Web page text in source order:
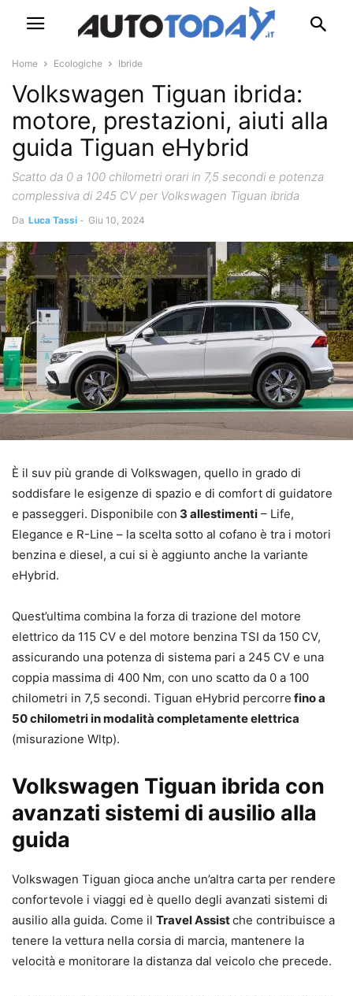
Home Ecologiche Ibride
Volkswagen Tiguan ibrida:
motore, prestazioni, aiuti alla
guida Tiguan eHybrid
Scatto da 0 a 100 chilometri orari in 7,5 secondi e potenza
complessiva di 245 CV per Volkswagen Tiguan ibrida
Da Luca Tassi - Giu 10, 2024
È il suv più grande di Volkswagen, quello in grado di
soddisfare le esigenze di spazio e di comfort di guidatore
e passeggeri. Disponibile con 3 allestimenti – Life,
Elegance e R-Line – la scelta sotto al cofano è tra i motori
benzina e diesel, a cui si è aggiunto anche la variante
eHybrid.
Quest’ultima combina la forza di trazione del motore
elettrico da 115 CV e del motore benzina TSI da 150 CV,
assicurando una potenza di sistema pari a 245 CV e una
coppia massima di 400 Nm, con uno scatto da 0 a 100
chilometri in 7,5 secondi. Tiguan eHybrid percorre fino a
50 chilometri in modalità completamente elettrica
(misurazione Wltp).
Volkswagen Tiguan ibrida con
avanzati sistemi di ausilio alla
guida
Volkswagen Tiguan gioca anche un’altra carta per rendere
confortevole i viaggi ed è quello degli avanzati sistemi di
ausilio alla guida. Come il Travel Assistche contribuisce a
tenere la vettura nella corsia di marcia, mantenere la
velocità e monitorare la distanza dal veicolo che precede.